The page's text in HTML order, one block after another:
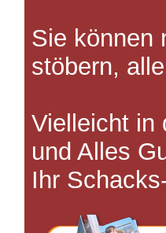
Sie können
stöbern,
Vielleicht in
und Alles
Ihr